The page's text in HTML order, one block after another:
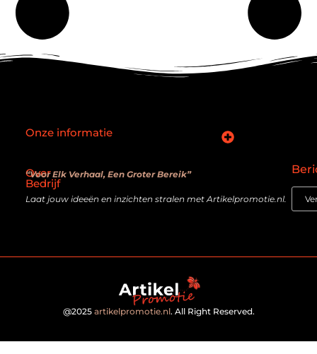
Over
Bedrijf
“Voor Elk Verhaal, Een Groter Bereik”
Laat jouw ideeën en inzichten stralen met Artikelpromotie.nl.
Onze informatie
@2025 artikelpromotie.nl. All Right Reserved.